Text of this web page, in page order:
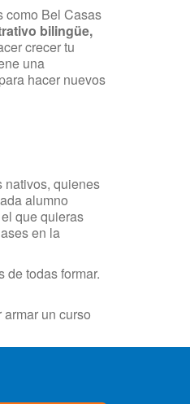
como Bel Casas
bilingüe,
crecer tu
una
hacer nuevos
nativos, quienes
alumno
que quieras
en la
de todas formar.
un curso